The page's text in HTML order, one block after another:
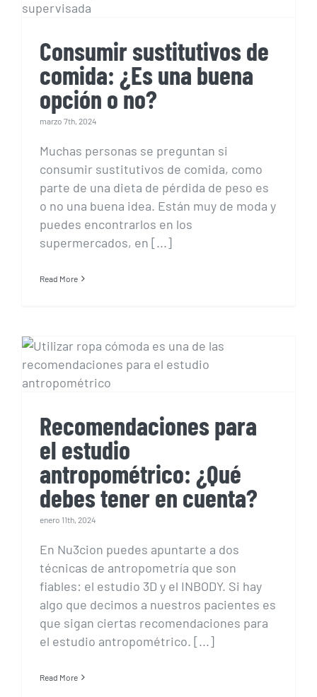
Consumir sustitutivos de
comida: ¿Es una buena
opción o no?
marzo 7th, 2024
Muchas personas se preguntan si
consumir sustitutivos de comida, como
parte de una dieta de pérdida de peso es
o no una buena idea. Están muy de moda y
puedes encontrarlos en los
supermercados, en [...]
Read More
estudio antropométrico:
¿Qué debes tener en
Recomendaciones para
el estudio
antropométrico: ¿Qué
debes tener en cuenta?
enero 11th, 2024
En Nu3cion puedes apuntarte a dos
técnicas de antropometría que son
fiables: el estudio 3D y el INBODY. Si hay
algo que decimos a nuestros pacientes es
que sigan ciertas recomendaciones para
el estudio antropométrico. [...]
Read More